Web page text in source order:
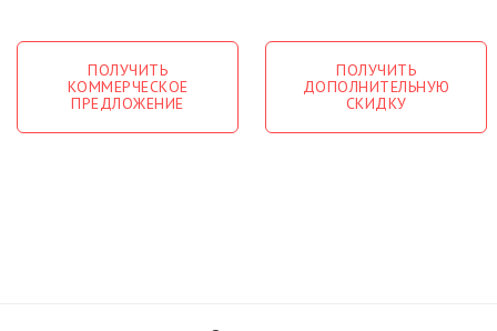
ПОЛУЧИТЬ
КОММЕРЧЕСКОЕ
ПРЕДЛОЖЕНИЕ
ПОЛУЧИТЬ
ДОПОЛНИТЕЛЬНУЮ
СКИДКУ